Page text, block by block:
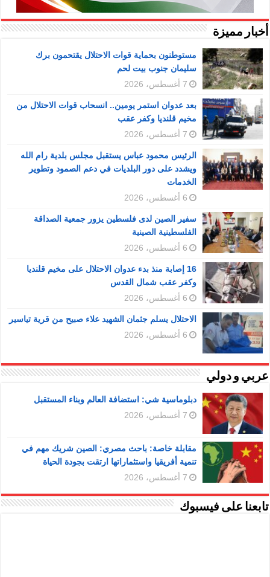
أخبار مميزة
مستوطنون بحماية قوات الاحتلال يقتحمون برك
سليمان جنوب بيت لحم
7 أغسطس، 2026
بعد عدوان استمر يومين.. انسحاب قوات الاحتلال من
مخيم قلنديا وكفر عقب
7 أغسطس، 2026
الرئيس محمود عباس يستقبل مجلس بلدية رام الله
ويشدد على دور البلديات في دعم الصمود وتطوير
الخدمات
6 أغسطس، 2026
سفير الصين لدى فلسطين يزور جمعية الصداقة
الفلسطينية الصينية
6 أغسطس، 2026
16 إصابة منذ بدء عدوان الاحتلال على مخيم قلنديا
وكفر عقب شمال القدس
6 أغسطس، 2026
الاحتلال يسلم جثمان الشهيد علاء صبيح من قرية تياسير
6 أغسطس، 2026
عربي و دولي
دبلوماسية شي: استضافة العالم وبناء المستقبل
7 أغسطس، 2026
مقابلة خاصة: باحث مصري: الصين شريك مهم في
تنمية أفريقيا واستثماراتها ارتقت بجودة الحياة
7 أغسطس، 2026
تابعنا على فيسبوك